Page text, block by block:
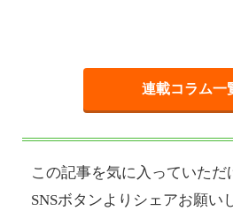
連載コラム一
この記事を気に入っていただ
SNSボタンよりシェアお願い